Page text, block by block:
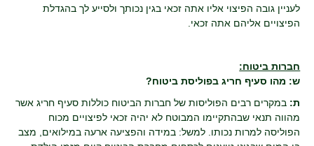
לעניין גובה הפיצוי אליו אתה זכאי בגין נכותך ולסייע לך בהגדלת
הפיצויים אליהם אתה זכאי.
חברות ביטוח:
ש: מהו סעיף חריג בפוליסת ביטוח?
ת: במקרים רבים הפוליסות של חברות הביטוח כוללות סעיף חריג אשר
מהווה תנאי שבהתקיימו המבוטח לא יהיה זכאי לפיצויים מכוח
הפוליסה למרות נכותו. למשל: במידה והפציעה ארעה במילואים, מצב